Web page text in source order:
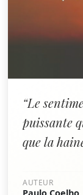
“Le
puissante
que la
AUTEUR